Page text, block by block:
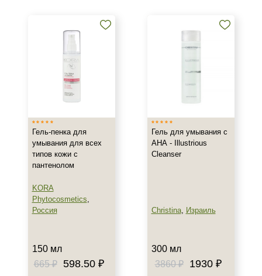
Тип товара
Гель
Пенка
Класс косметики
Домашняя
Тип кожи
Гель-пенка для
умывания для всех
типов кожи с
пантенолом
KORA
Phytocosmetics,
Россия
150 мл
665 ₽
598.50 ₽
Гель для умывания с
АНА - Illustrious
Cleanser
Christina, Израиль
300 мл
3860 ₽
1930 ₽